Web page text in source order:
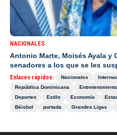
NACIONALES
Antonio Marte, Moisés Ayala y
senadores a los que se les
Enlaces rápidos: Nacionales
República Dominicana
Entretenimiento
Deportes
Estilo Economía
Béisbol
portada Grandes Ligas